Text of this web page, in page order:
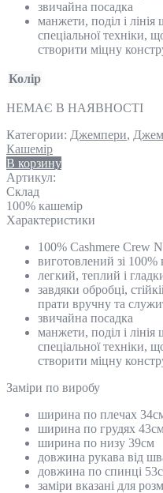
звичайна посадка
манжети, поділ і
спеціальної техніки,
створити міцну
Колір
НЕМАЄ В НАЯВНОСТІ
Категории: Джемпери,
Кашемір
В корзину
Артикул:
Склад
100% кашемір
Характеристики
100% Cashmere Crew
виготовлений зі 100%
легкий, теплий і
завдяки обробці,
прати вручну та
звичайна посадка
манжети, поділ і
спеціальної техніки,
створити міцну
Замiри по виробу
ширина по плечах
ширина по грудях
ширина по низу 39см
довжина рукава від
довжина по спинці
заміри вказані для